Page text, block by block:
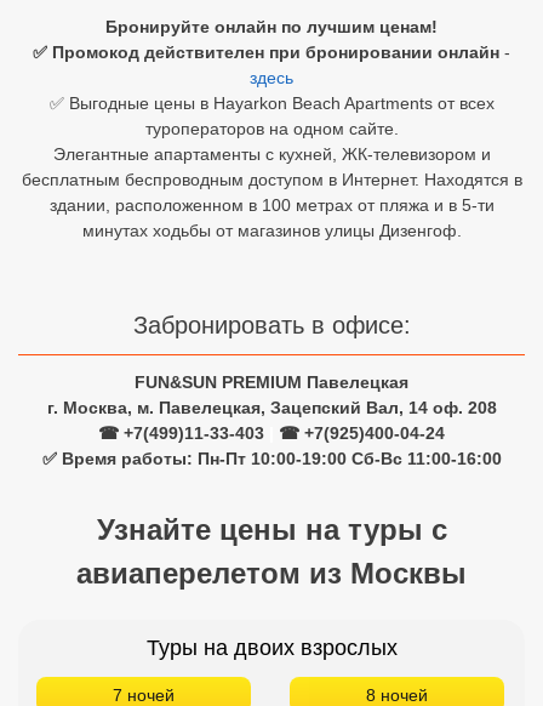
Бронируйте онлайн по лучшим ценам!
✅ Промокод действителен при бронировании онлайн -
здесь
✅ Выгодные цены в Hayarkon Beach Apartments от всех
туроператоров на одном сайте.
Элегантные апартаменты с кухней, ЖК-телевизором и
бесплатным беспроводным доступом в Интернет. Находятся в
здании, расположенном в 100 метрах от пляжа и в 5-ти
минутах ходьбы от магазинов улицы Дизенгоф.
Забронировать в офисе:
FUN&SUN PREMIUM Павелецкая
г. Москва, м. Павелецкая, Зацепский Вал, 14 оф. 208
☎ +7(499)11-33-403
☎ +7(925)400-04-24
✅ Время работы: Пн-Пт 10:00-19:00 Сб-Вс 11:00-16:00
Узнайте цены на туры с
авиаперелетом из Москвы
Туры на двоих взрослых
7 ночей 8 ночей
Египет
Куба
Бали
Вьетнам
Северный Гоа
Занзибар
Большой Сочи
Кав Мин Воды
VIP отели 5 звезд